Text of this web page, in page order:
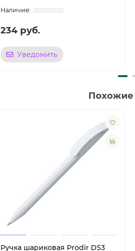
234 руб.
Уведомить
Похожие
Ручка шариковая Prodir DS3